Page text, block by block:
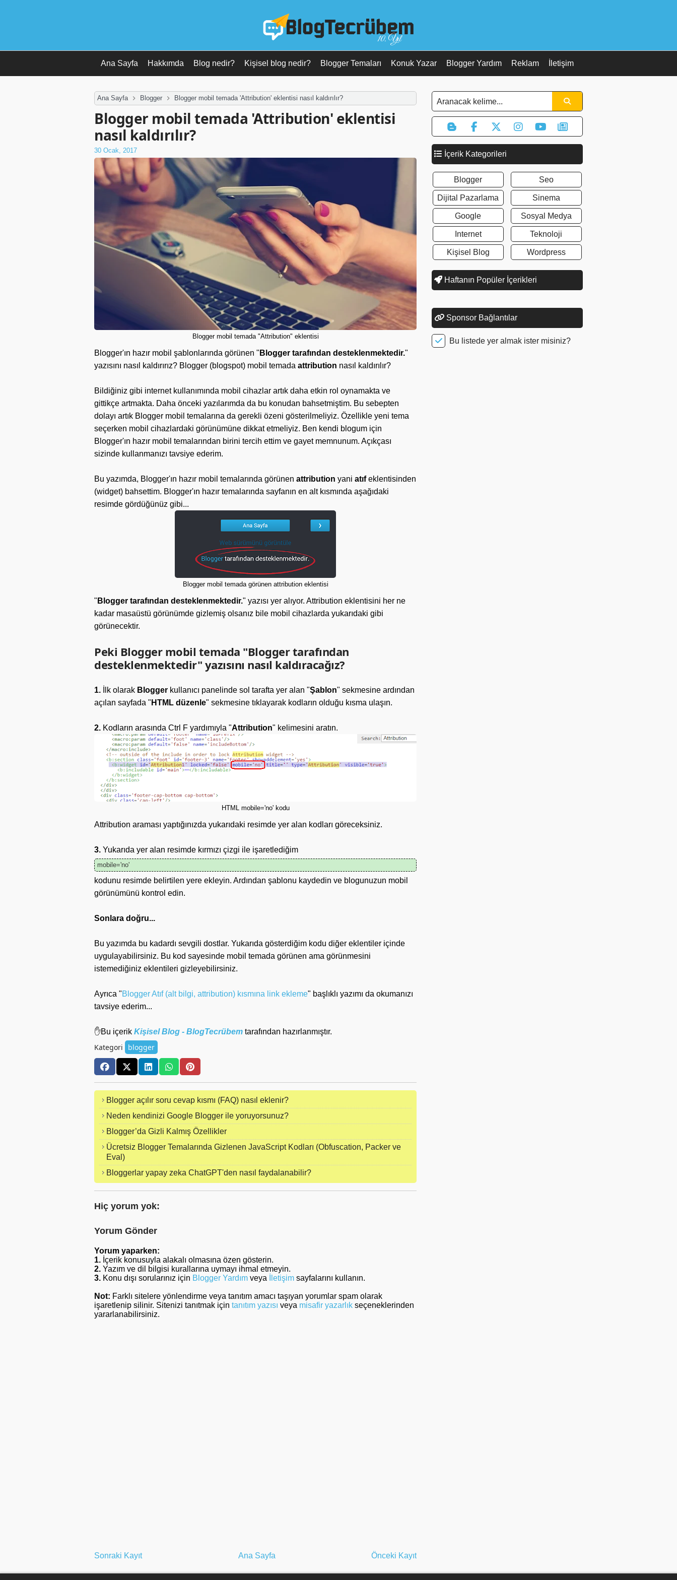
10. Yıl
Ana Sayfa Hakkımda Blog nedir? Kişisel blog nedir? Blogger Temaları Konuk Yazar Blogger Yardım Reklam İletişim
Ana Sayfa Blogger Blogger mobil temada 'Attribution' eklentisi nasıl kaldırılır?
Blogger mobil temada 'Attribution' eklentisi
nasıl kaldırılır?
30 Ocak, 2017
Blogger mobil temada "Attribution" eklentisi
Blogger'ın hazır mobil şablonlarında görünen " Blogger tarafından desteklenmektedir."
yazısını nasıl kaldırırız? Blogger (blogspot) mobil temada attribution nasıl kaldırılır?
Bildiğiniz gibi internet kullanımında mobil cihazlar artık daha etkin rol oynamakta ve
gittikçe artmakta. Daha önceki yazılarımda da bu konudan bahsetmiştim. Bu sebepten
dolayı artık Blogger mobil temalarına da gerekli özeni gösterilmeliyiz. Özellikle yeni tema
seçerken mobil cihazlardaki görünümüne dikkat etmeliyiz. Ben kendi blogum için
Blogger'ın hazır mobil temalarından birini tercih ettim ve gayet memnunum. Açıkçası
sizinde kullanmanızı tavsiye ederim.
Bu yazımda, Blogger'ın hazır mobil temalarında görünen attribution yani atıfeklentisinden
(widget) bahsettim. Blogger'ın hazır temalarında sayfanın en alt kısmında aşağıdaki
resimde gördüğünüz gibi...
Blogger mobil temada görünen attribution eklentisi
" Blogger tarafından desteklenmektedir." yazısı yer alıyor. Attribution eklentisini her ne
kadar masaüstü görünümde gizlemiş olsanız bile mobil cihazlarda yukarıdaki gibi
görünecektir.
Peki Blogger mobil temada "Blogger tarafından
desteklenmektedir" yazısını nasıl kaldıracağız?
1. İlk olarak Blogger kullanıcı panelinde sol tarafta yer alan "Şablon" sekmesine ardından
açılan sayfada " HTML düzenle" sekmesine tıklayarak kodların olduğu kısma ulaşın.
2. Kodların arasında Ctrl F yardımıyla "Attribution" kelimesini aratın.
HTML mobile='no' kodu
Attribution araması yaptığınızda yukarıdaki resimde yer alan kodları göreceksiniz.
3. Yukarıda yer alan resimde kırmızı çizgi ile işaretlediğim
mobile='no'
kodunu resimde belirtilen yere ekleyin. Ardından şablonu kaydedin ve blogunuzun mobil
görünümünü kontrol edin.
Sonlara doğru...
Bu yazımda bu kadardı sevgili dostlar. Yukarıda gösterdiğim kodu diğer eklentiler içinde
uygulayabilirsiniz. Bu kod sayesinde mobil temada görünen ama görünmesini
istemediğiniz eklentileri gizleyebilirsiniz.
Ayrıca "Blogger Atıf (alt bilgi, attribution) kısmına link ekleme" başlıklı yazımı da okumanızı
tavsiye ederim...
✋Bu içerik Kişisel Blog - BlogTecrübem tarafından hazırlanmıştır.
Kategori blogger
Blogger açılır soru cevap kısmı (FAQ) nasıl eklenir?
Neden kendinizi Google Blogger ile yoruyorsunuz?
Blogger’da Gizli Kalmış Özellikler
Ücretsiz Blogger Temalarında Gizlenen JavaScript Kodları (Obfuscation, Packer ve
Eval)
Bloggerlar yapay zeka ChatGPT'den nasıl faydalanabilir?
Hiç yorum yok:
Yorum Gönder
Yorum yaparken:
1. İçerik konusuyla alakalı olmasına özen gösterin.
2. Yazım ve dil bilgisi kurallarına uymayı ihmal etmeyin.
3. Konu dışı sorularınız için Blogger Yardım veya İletişim sayfalarını kullanın.
Not: Farklı sitelere yönlendirme veya tanıtım amacı taşıyan yorumlar spam olarak
işaretlenip silinir. Sitenizi tanıtmak için tanıtım yazısı veya misafir yazarlık seçeneklerinden
yararlanabilirsiniz.
Sonraki Kayıt Önceki Kayıt
Ana Sayfa
İçerik Kategorileri
Blogger
Dijital Pazarlama
Google
Internet
Kişisel Blog
Seo
Sinema
Sosyal Medya
Teknoloji
Wordpress
Haftanın Popüler İçerikleri
Sponsor Bağlantılar
Bu listede yer almak ister misiniz?